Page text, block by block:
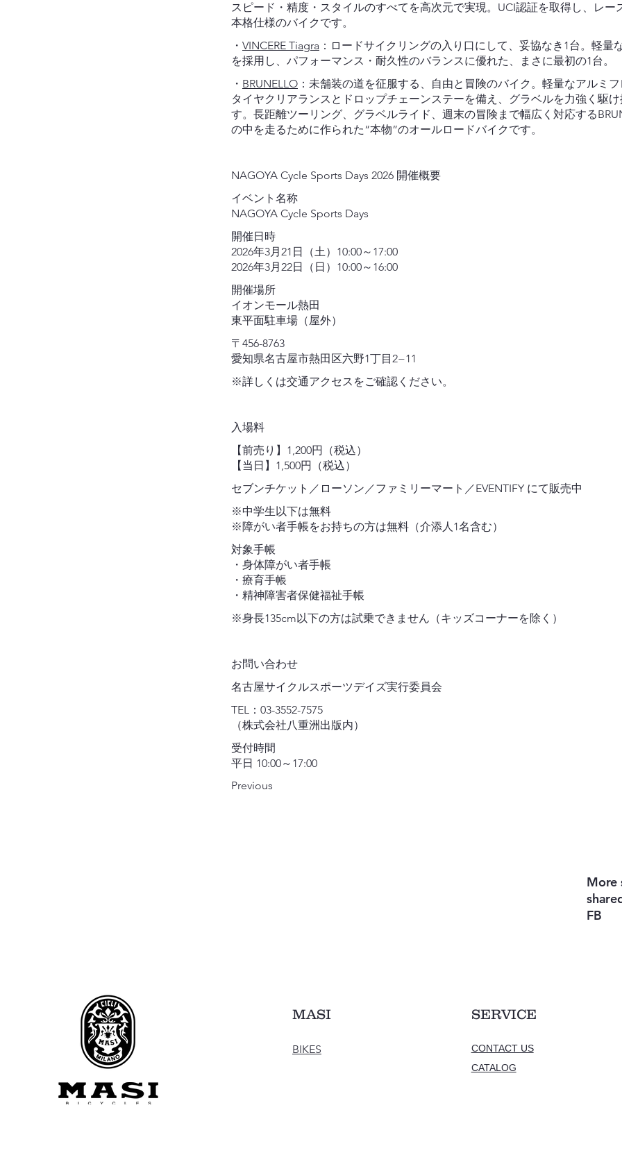
スピード・精度・スタイルのすべてを高次元で実現。UCI認証を取得し、レー
本格仕様のバイクです。
・ VINCERE Tiagra ：ロードサイクリングの入り口にして、妥協なき1台。軽量
を採用し、パフォーマンス・耐久性のバランスに優れた、まさに最初の1台。
・ BRUNELLO ：未舗装の道を征服する、自由と冒険のバイク。軽量なアルミ
タイヤクリアランスとドロップチェーンステーを備え、グラベルを力強く駆
す。長距離ツーリング、グラベルライド、週末の冒険まで幅広く対応する
の中を走るために作られた“本物”のオールロードバイクです。
NAGOYA Cycle Sports Days 2026 開催概要
イベント名称
NAGOYA Cycle Sports Days
開催日時
2026年3月21日（土）10:00～17:00
2026年3月22日（日）10:00～16:00
開催場所
イオンモール熱田
東平面駐車場（屋外）
〒456-8763
愛知県名古屋市熱田区六野1丁目2−11
※詳しくは交通アクセスをご確認ください。
入場料
【前売り】1,200円（税込）
【当日】1,500円（税込）
セブンチケット／ローソン／ファミリーマート／EVENTIFY にて販売中
※中学生以下は無料
※障がい者手帳をお持ちの方は無料（介添人1名含む）
対象手帳
・身体障がい者手帳
・療育手帳
・精神障害者保健福祉手帳
※身長135cm以下の方は試乗できません（キッズコーナーを除く）
お問い合わせ
名古屋サイクルスポーツデイズ実行委員会
TEL：03-3552-7575
（株式会社八重洲出版内）
受付時間
平日 10:00～17:00
Previous
More
FB
MASI
BIKES
SERVICE
CONTACT US
CATALOG